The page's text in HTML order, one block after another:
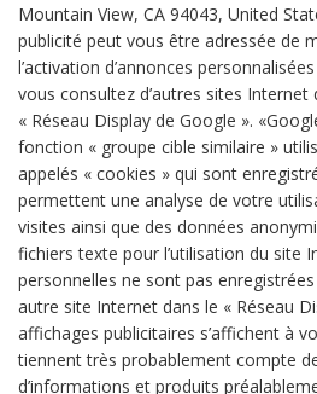
Mountain View, CA 94043, United
publicité peut vous être adressée de
l’activation d’annonces
vous consultez d’autres sites Internet
« Réseau Display de Google ».
fonction « groupe cible similaire »
appelés « cookies » qui sont
permettent une analyse de votre
visites ainsi que des données
fichiers texte pour l’utilisation du site
personnelles ne sont pas
autre site Internet dans le « Réseau
affichages publicitaires s’affichent à
tiennent très probablement compte
d’informations et produits